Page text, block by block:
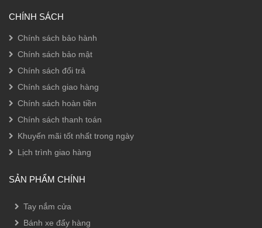
CHÍNH SÁCH
Chính sách bảo hành
Chính sách bảo mật
Chính sách đổi trả
Chính sách giao hàng
Chính sách hoàn tiền
Chính sách thanh toán
Khuyến mãi tốt nhất trong ngày
Lịch trình giao hàng
SẢN PHẨM CHÍNH
Tay nắm cửa
Bánh xe đẩy hàng